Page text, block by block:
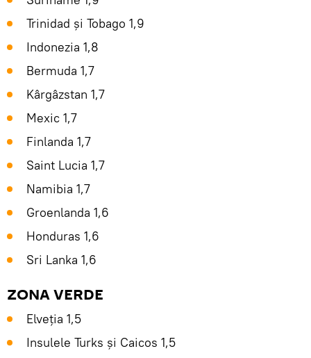
Trinidad și Tobago 1,9
Indonezia 1,8
Bermuda 1,7
Kârgâzstan 1,7
Mexic 1,7
Finlanda 1,7
Saint Lucia 1,7
Namibia 1,7
Groenlanda 1,6
Honduras 1,6
Sri Lanka 1,6
ZONA VERDE
Elveția 1,5
Insulele Turks și Caicos 1,5